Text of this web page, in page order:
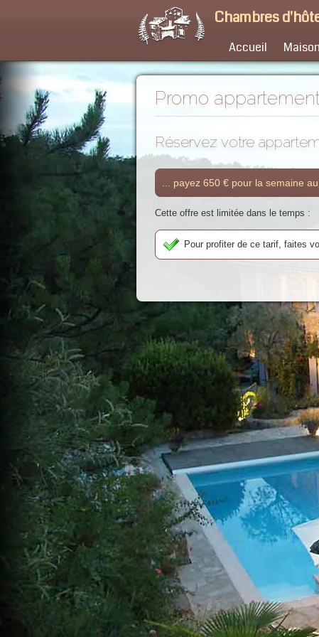
Chambres
Accueil
Promo appartement
Réservez votre
... payez 650 € pour la semaine
Cette offre est limitée dans le temps :
Pour profiter de ce tarif, faites